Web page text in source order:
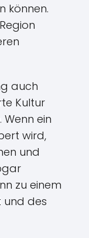
können.
auch
Kultur
ein
wird,
und
zu einem
und des